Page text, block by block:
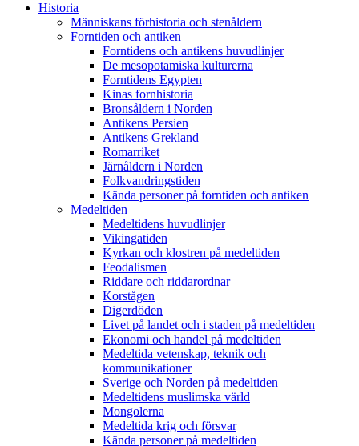
Historia
Människans förhistoria och stenåldern
Forntiden och antiken
Forntidens och antikens huvudlinjer
De mesopotamiska kulturerna
Forntidens Egypten
Kinas fornhistoria
Bronsåldern i Norden
Antikens Persien
Antikens Grekland
Romarriket
Järnåldern i Norden
Folkvandringstiden
Kända personer på forntiden och antiken
Medeltiden
Medeltidens huvudlinjer
Vikingatiden
Kyrkan och klostren på medeltiden
Feodalismen
Riddare och riddarordnar
Korstågen
Digerdöden
Livet på landet och i staden på medeltiden
Ekonomi och handel på medeltiden
Medeltida vetenskap, teknik och
kommunikationer
Sverige och Norden på medeltiden
Medeltidens muslimska värld
Mongolerna
Medeltida krig och försvar
Kända personer på medeltiden